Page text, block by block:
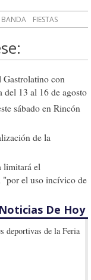
BANDA FIESTAS
con
del 13 al 16 de agosto
sábado en Rincón
de la
limitará el
"por el uso incívico de
Noticias De Hoy
deportivas de la Feria